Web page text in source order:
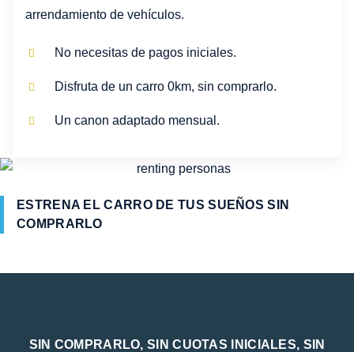
arrendamiento de vehículos.
No necesitas de pagos iniciales.
Disfruta de un carro 0km, sin comprarlo.
Un canon adaptado mensual.
ESTRENA EL CARRO DE TUS SUEÑOS SIN
COMPRARLO
SIN COMPRARLO, SIN CUOTAS INICIALES, SIN